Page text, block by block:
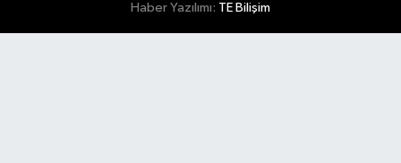
Haber Yazılımı: TE Bilişim